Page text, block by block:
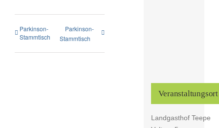
Parkinson-
Stammtisch
Parkinson-
Stammtisch
Veranstaltungsort
Landgasthof Teepe